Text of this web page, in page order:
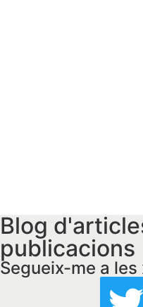
Blog
publicacions
Segueix-me a